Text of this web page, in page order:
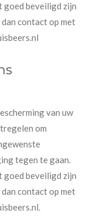
goed beveiligd zijn
contact op met
van uw
om
tegen te gaan.
goed beveiligd zijn
contact op met